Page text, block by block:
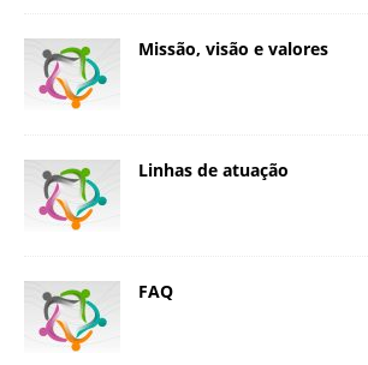
Missão, visão e valores
Linhas de atuação
FAQ